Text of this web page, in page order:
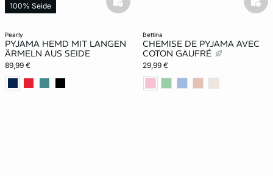
pearly
PYJAMA HEMD MIT LANGEN
ÄRMELN AUS SEIDE
89,99 €
100% Seide basketfull
bettina
CHEMISE DE PYJAMA AVEC
COTON GAUFRÉ
29,99 €